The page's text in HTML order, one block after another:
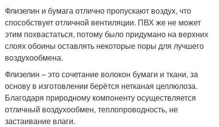
Флизелин и бумага отлично пропускают воздух, что
способствует отличной вентиляции. ПВХ же не может
этим похвастаться, потому было придумано на верхних
слоях обоины оставлять некоторые поры для лучшего
воздухообмена.
Флизелин – это сочетание волокон бумаги и ткани, за
основу в изготовлении берётся нетканая целлюлоза.
Благодаря природному компоненту осуществляется
отличный воздухообмен, теплопроводность, не
застаивание влаги.